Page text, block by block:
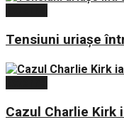
Tensiuni uriașe
Cazul Charlie Kirk